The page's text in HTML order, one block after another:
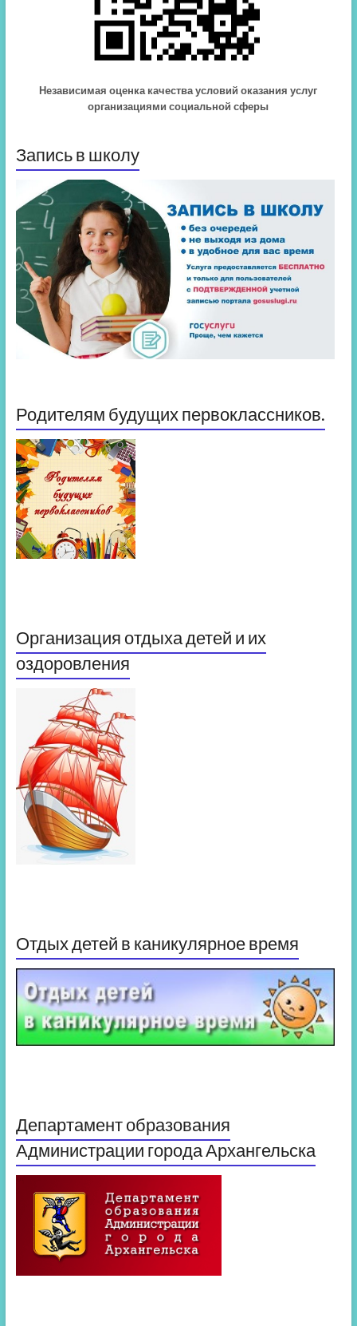
Независимая оценка качества условий оказания услуг
организациями социальной сферы
Запись в школу
Родителям будущих первоклассников.
Организация отдыха детей и их
оздоровления
Отдых детей в каникулярное время
Департамент образования
Администрации города Архангельска